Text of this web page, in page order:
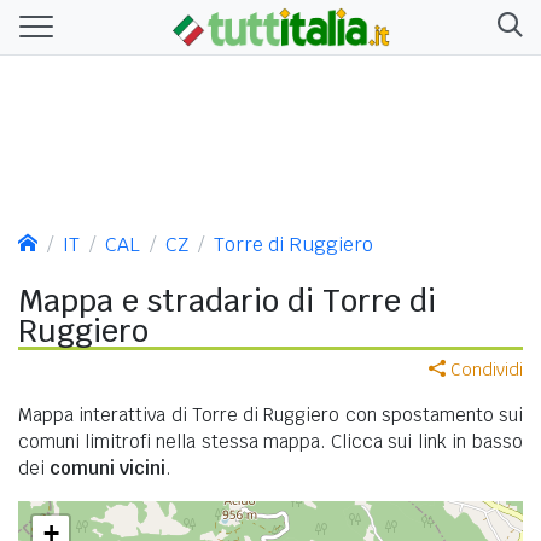
IT CAL CZ Torre di Ruggiero
Mappa e stradario di Torre di
Ruggiero
Condividi
Mappa interattiva di Torre di Ruggiero con spostamento sui
comuni limitrofi nella stessa mappa. Clicca sui link in basso
dei comuni vicini.
+